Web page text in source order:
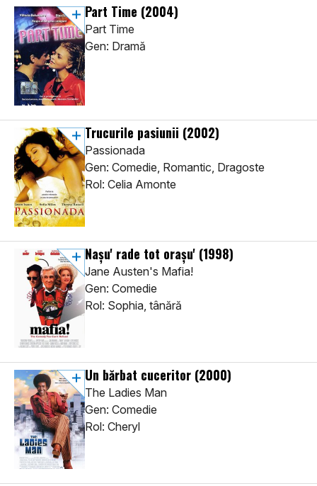
Part Time (2004)
Part Time
Gen: Dramă
Trucurile pasiunii (2002)
Passionada
Gen: Comedie, Romantic, Dragoste
Rol: Celia Amonte
Nașu' rade tot orașu' (1998)
Jane Austen's Mafia!
Gen: Comedie
Rol: Sophia, tânără
Un bărbat cuceritor (2000)
The Ladies Man
Gen: Comedie
Rol: Cheryl